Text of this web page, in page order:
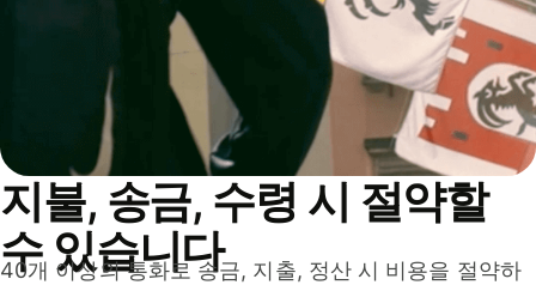
지불, 송금, 수령 시 절약할
수 있습니다
40개 이상의 통화로 송금, 지출, 정산 시 비용을 절약하